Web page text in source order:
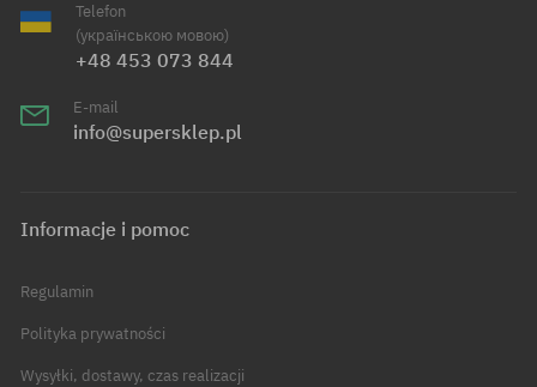
Telefon
(українською мовою)
+48 453 073 844
E-mail
info@supersklep.pl
Informacje i pomoc
Regulamin
Polityka prywatności
Wysyłki, dostawy, czas realizacji